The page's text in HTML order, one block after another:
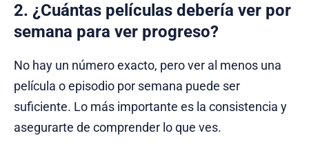
2. ¿Cuántas películas debería ver por
semana para ver progreso?
No hay un número exacto, pero ver al menos una
película o episodio por semana puede ser
suficiente. Lo más importante es la consistencia y
asegurarte de comprender lo que ves.